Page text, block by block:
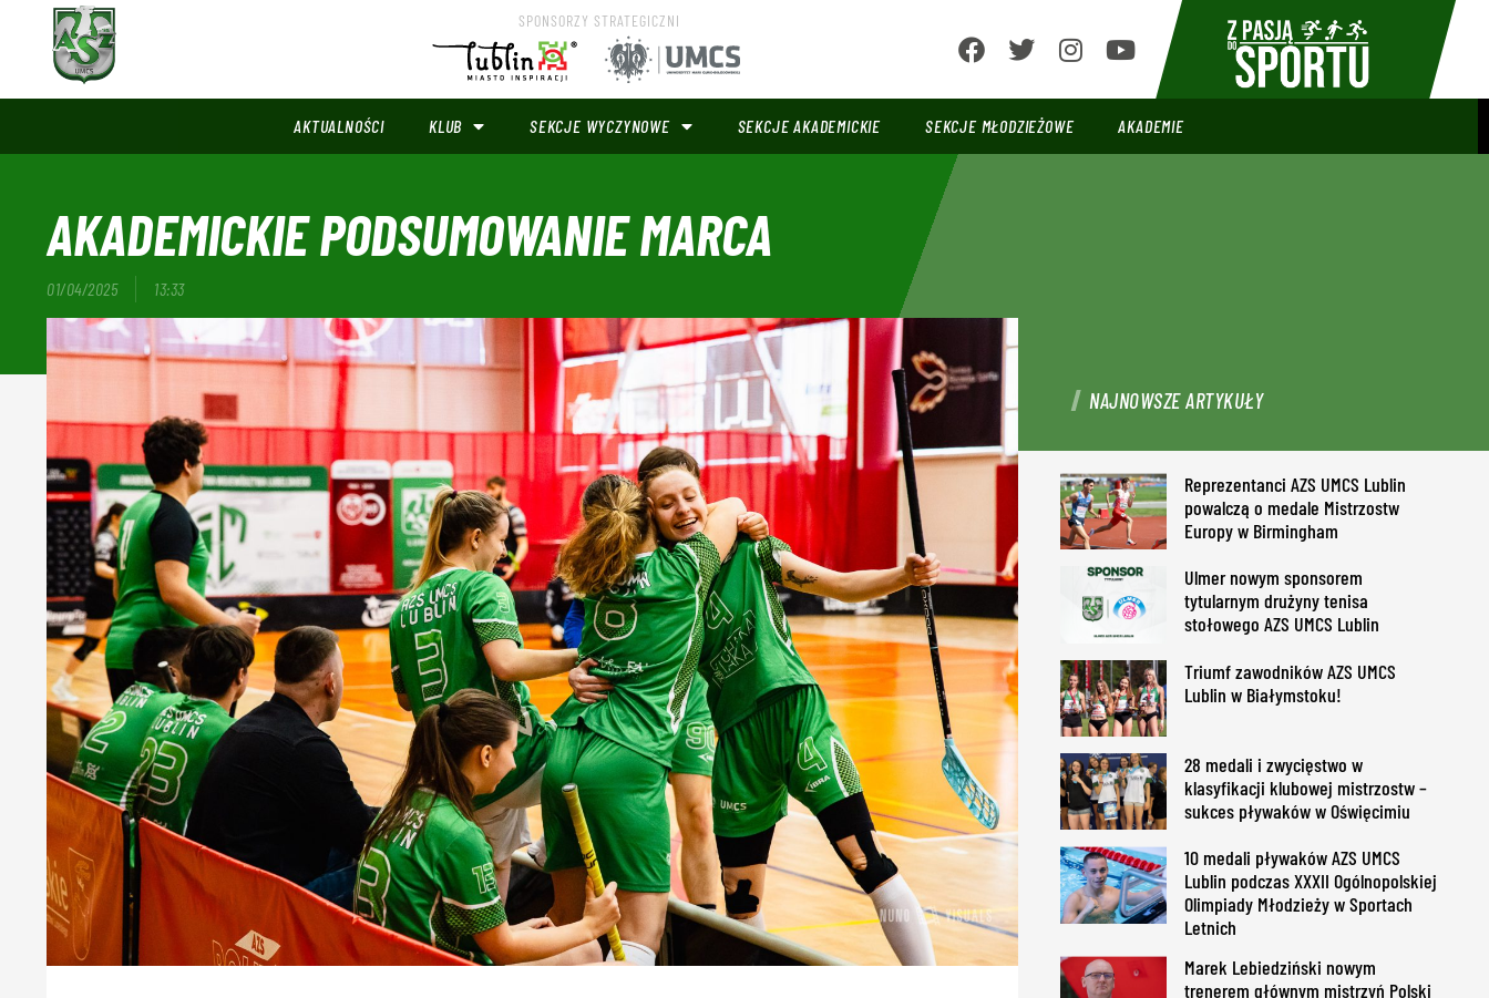
SPONSORZY STRATEGICZNI
AKTUALNOŚCI KLUB SEKCJE WYCZYNOWE SEKCJE AKADEMICKIE SEKCJE MŁODZIEŻOWE AKADEMIE
AKADEMICKIE PODSUMOWANIE MARCA
01/04/2025 13:33
NAJNOWSZE ARTYKUŁY
Reprezentanci AZS UMCS Lublin
powalczą o medale Mistrzostw
Europy w Birmingham
Ulmer nowym sponsorem
tytularnym drużyny tenisa
stołowego AZS UMCS Lublin
Triumf zawodników AZS UMCS
Lublin w Białymstoku!
28 medali i zwycięstwo w
klasyfikacji klubowej mistrzostw –
sukces pływaków w Oświęcimiu
10 medali pływaków AZS UMCS
Lublin podczas XXXII Ogólnopolskiej
Olimpiady Młodzieży w Sportach
Letnich
Marek Lebiedziński nowym
trenerem głównym mistrzyń Polski